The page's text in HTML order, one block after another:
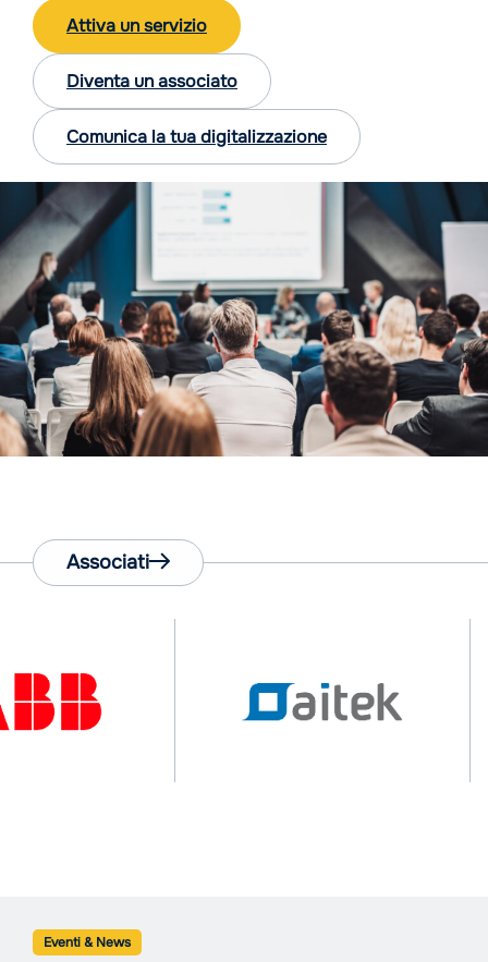
Attiva un servizio
Diventa un associato
Comunica la tua digitalizzazione
Associati
Eventi & News